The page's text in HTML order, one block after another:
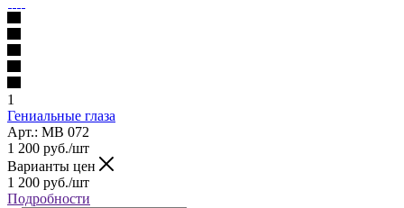
1
Гениальные глаза
Арт.: МВ 072
1 200 руб./шт
Варианты цен
1 200 руб./шт
Подробности